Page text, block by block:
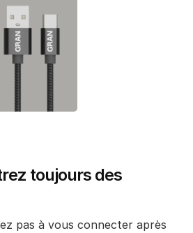
toujours des
pas à vous connecter après